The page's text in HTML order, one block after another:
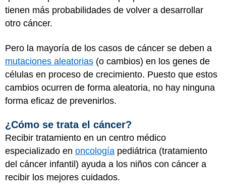
tienen más probabilidades de volver a desarrollar
otro cáncer.
Pero la mayoría de los casos de cáncer se deben a
mutaciones aleatorias (o cambios) en los genes de
células en proceso de crecimiento. Puesto que estos
cambios ocurren de forma aleatoria, no hay ninguna
forma eficaz de prevenirlos.
¿Cómo se trata el cáncer?
Recibir tratamiento en un centro médico
especializado en oncología pediátrica (tratamiento
del cáncer infantil) ayuda a los niños con cáncer a
recibir los mejores cuidados.